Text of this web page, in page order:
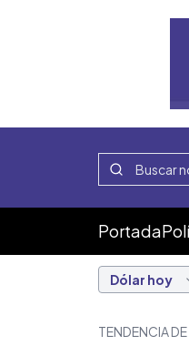
Portada
Dólar hoy
TENDENCIA